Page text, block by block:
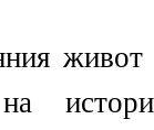
живот